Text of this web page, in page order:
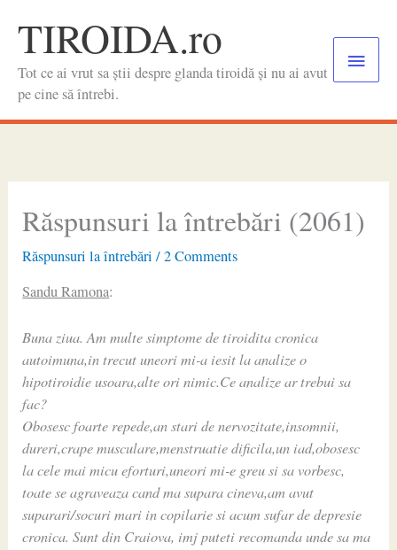
contentTIROIDA.ro
Tot ce ai vrut sa știi despre glanda tiroidă și nu ai avut
pe cine să întrebi.
Main
Răspunsuri la întrebări (2061)
Răspunsuri la întrebări /2 Comments
Sandu Ramona:
Buna ziua. Am multe simptome de tiroidita cronica
autoimuna,in trecut uneori mi-a iesit la analize o
hipotiroidie usoara,alte ori nimic.Ce analize ar trebui sa
fac?
Obosesc foarte repede,an stari de nervozitate,insomnii,
dureri,crape musculare,menstruatie dificila,un iad,obosesc
la cele mai micu eforturi,uneori mi-e greu si sa vorbesc,
toate se agraveaza cand ma supara cineva,am avut
suparari/socuri mari in copilarie si acum sufar de depresie
cronica. Sunt din Craiova, imj puteti recomanda unde sa ma